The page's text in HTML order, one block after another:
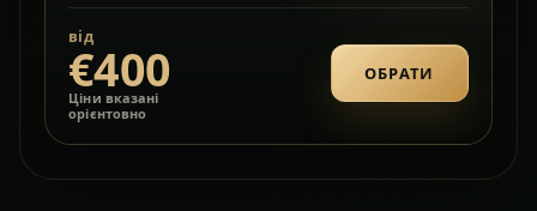
від
€400
Ціни вказані
орієнтовно
ОБРАТИ